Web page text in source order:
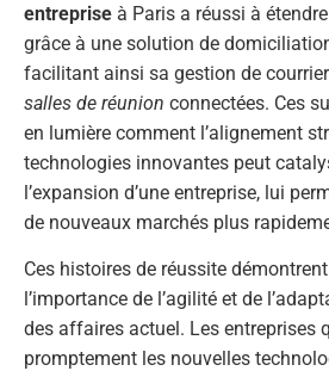
entreprise à Paris a réussi à
grâce à une solution de
facilitant ainsi sa gestion de courrier
salles de réunion connectées. Ces
en lumière comment l’alignement
technologies innovantes peut
l’expansion d’une entreprise, lui
de nouveaux marchés plus
Ces histoires de réussite
l’importance de l’agilité et de
des affaires actuel. Les entreprises
promptement les nouvelles